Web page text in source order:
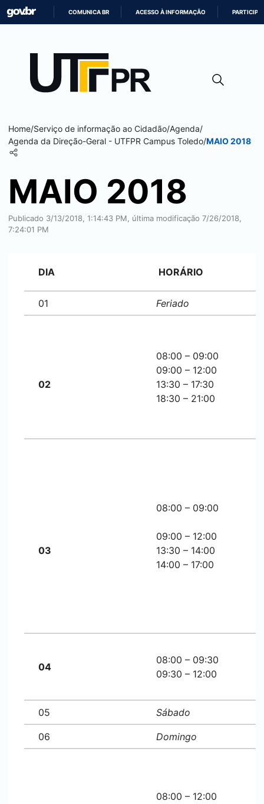
CONTEÚDO
COMUNICA BR ACESSO À INFORMAÇÃO PARTICIPE
Home/Serviço de informação ao Cidadão/Agenda/
Agenda da Direção-Geral - UTFPR Campus Toledo/MAIO 2018
MAIO 2018
Publicado 3/13/2018, 1:14:43 PM, última modificação 7/26/2018,
7:24:01 PM
DIA HORÁRIO
01 Feriado
02
08:00 – 09:00
09:00 – 12:00
13:30 – 17:30
18:30 – 21:00
03
08:00 – 09:00
09:00 – 12:00
13:30 – 14:00
14:00 – 17:00
04
08:00 – 09:30
09:30 – 12:00
05 Sábado
06 Domingo
08:00 – 12:00